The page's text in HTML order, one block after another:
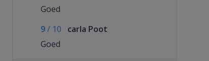
Goed
9/ 10
carla Poot
Goed